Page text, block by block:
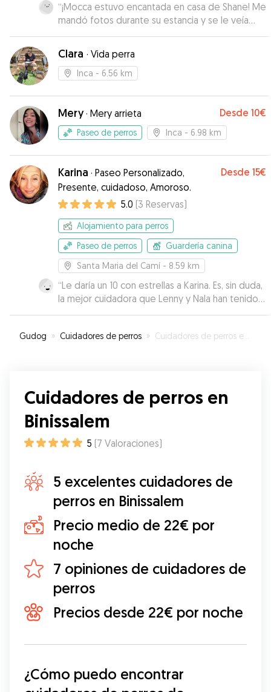
“¡Mocca estuvo encantada en casa de Shane! Me
mandó fotos durante su estancia y se le veía
muy contenta y tranquila. Sin duda, lo
recomiendo y repetiremos si tenemos ocasión.
Clara · Vida perra
Inca - 6.56 km
Mery· Mery arrieta Desde 10€
Paseo de perros Inca - 6.98 km
Karina · Paseo Personalizado,
Presente, cuidadoso, Amoroso.
Desde 15€
5.0 (3 Reservas)
Alojamiento para perros
Paseo de perros
Guardería canina
Santa Maria del Camí - 8.59 km
“Le daría un 10 con estrellas a Karina. Es, sin duda,
la mejor cuidadora que Lenny y Nala han tenido.
Han vuelto muy tranquilos y con mucha más
todos los días, enviándonos videos muy bonitos
Gudog » Cuidadores de perros » Cuidadores de perros en Binissalem
Cuidadores de perros en
Binissalem
5 (7 Valoraciones)
5 excelentes cuidadores de
perros en Binissalem
Precio medio de 22€ por
noche
7 opiniones de cuidadores de
perros
Precios desde 22€ por noche
¿Cómo puedo encontrar